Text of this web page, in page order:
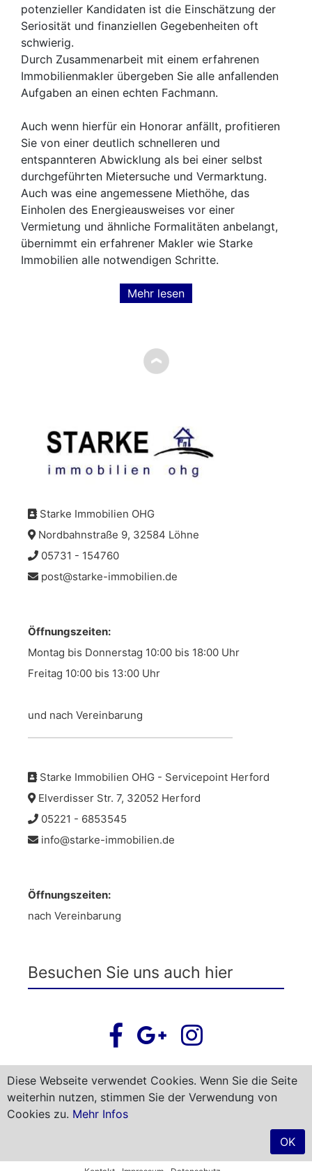
Diese Webseite verwendet Cookies. Wenn Sie die Seite
weiterhin nutzen, stimmen Sie der Verwendung von
Cookies zu. Mehr Infos
OK
potenzieller Kandidaten ist die Einschätzung der
Seriosität und finanziellen Gegebenheiten oft
schwierig.
Durch Zusammenarbeit mit einem erfahrenen
Immobilienmakler übergeben Sie alle anfallenden
Aufgaben an einen echten Fachmann.
Auch wenn hierfür ein Honorar anfällt, profitieren
Sie von einer deutlich schnelleren und
entspannteren Abwicklung als bei einer selbst
durchgeführten Mietersuche und Vermarktung.
Auch was eine angemessene Miethöhe, das
Einholen des Energieausweises vor einer
Vermietung und ähnliche Formalitäten anbelangt,
übernimmt ein erfahrener Makler wie Starke
Immobilien alle notwendigen Schritte.
Mehr lesen
Starke Immobilien OHG
Nordbahnstraße 9, 32584 Löhne
05731 - 154760
post@starke-immobilien.de
Öffnungszeiten:
Montag bis Donnerstag 10:00 bis 18:00 Uhr
Freitag 10:00 bis 13:00 Uhr
und nach Vereinbarung
Starke Immobilien OHG - Servicepoint Herford
Elverdisser Str. 7, 32052 Herford
05221 - 6853545
info@starke-immobilien.de
Öffnungszeiten:
nach Vereinbarung
Besuchen Sie uns auch hier
Newsletter abonnieren